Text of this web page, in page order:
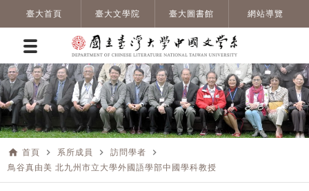
臺大首頁 臺大文學院 臺大圖書館 網站導覽
home 首頁 navigate_next 系所成員 navigate_next 訪問學者 navigate_next
鳥谷真由美 北九州市立大學外國語學部中國學科教授